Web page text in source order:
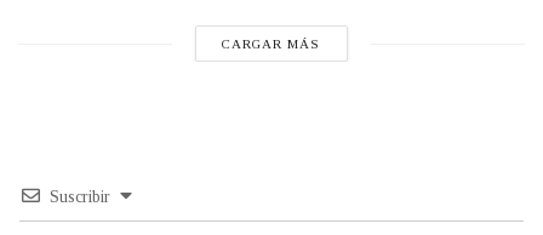
CARGAR MÁS
Suscribir